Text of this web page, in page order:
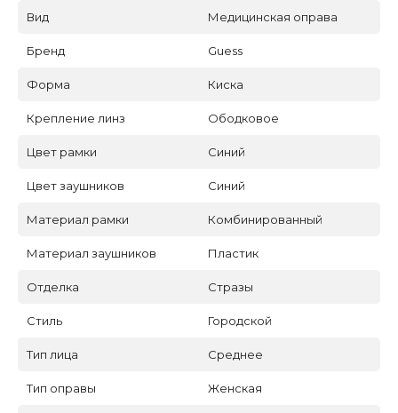
Вид Медицинская оправа
Бренд Guess
Форма Киска
Крепление линз Ободковое
Цвет рамки Синий
Цвет заушников Синий
Материал рамки Комбинированный
Материал заушников Пластик
Отделка Стразы
Стиль Городской
Тип лица Среднее
Тип оправы Женская